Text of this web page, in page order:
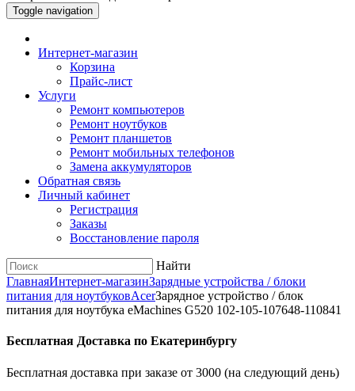
Toggle navigation
Интернет-магазин
Корзина
Прайс-лист
Услуги
Ремонт компьютеров
Ремонт ноутбуков
Ремонт планшетов
Ремонт мобильных телефонов
Замена аккумуляторов
Обратная связь
Личный кабинет
Регистрация
Заказы
Восстановление пароля
Найти
ГлавнаяИнтернет-магазинЗарядные устройства / блоки
питания для ноутбуковAcerЗарядное уcтройство / блок
питания для ноутбука eMachines G520 102-105-107648-110841
Бесплатная Доставка по Екатеринбургу
Бесплатная доставка при заказе от 3000 (на следующий день)